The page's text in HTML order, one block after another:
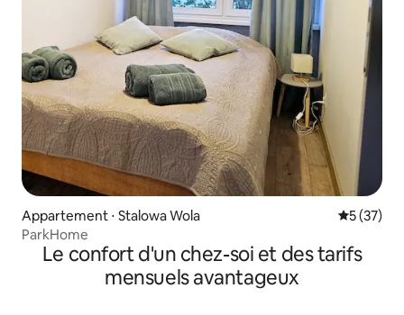
Appartement ⋅ Stalowa Wola
5 (37)
ParkHome
Le confort d'un chez-soi et des tarifs
mensuels avantageux